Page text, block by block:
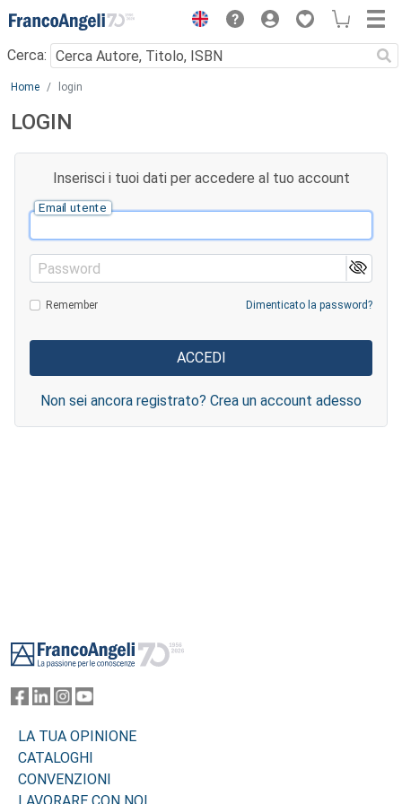
Menu
Cerca:
Main content
Home login
LOGIN
Inserisci i tuoi dati per accedere al tuo account
Email utente
Password
Remember Dimenticato la password?
Non sei ancora registrato? Crea un account adesso
LA TUA OPINIONE
CATALOGHI
CONVENZIONI